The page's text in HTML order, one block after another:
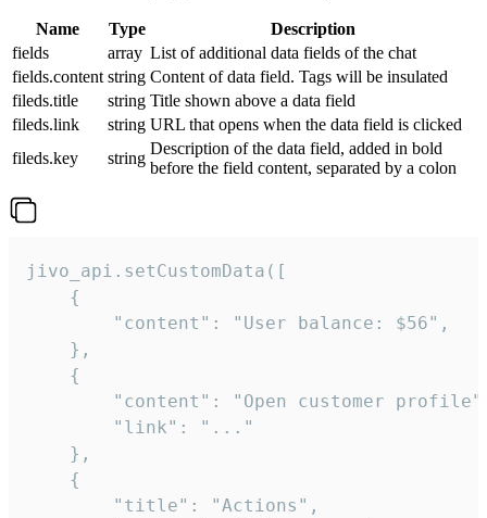
Name Type
Description
fields
array List of additional data fields of the chat
fields.content string Content of data field. Tags will be insulated
fileds.title
string Title shown above a data field
fileds.link
string URL that opens when the data field is clicked
fileds.key
string
Description of the data field, added in bold
before the field content, separated by a colon
jivo_api.setCustomData([
    {
        "content": "User balance: $56",
    },
    {
"content": "Open customer
        "link": "..."
    },
    {
        "title": "Actions",